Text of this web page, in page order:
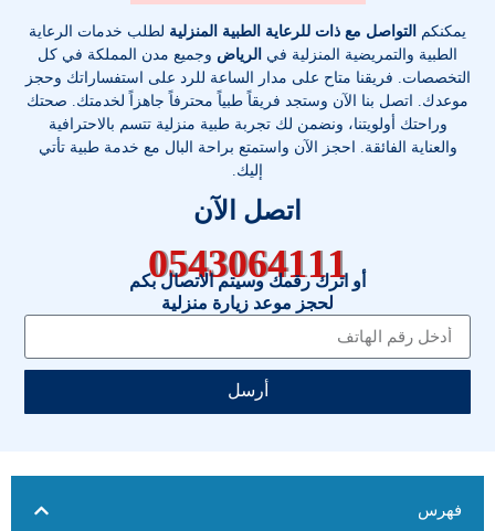
يمكنكم التواصل مع ذات للرعاية الطبية المنزلية لطلب خدمات الرعاية
الطبية والتمريضية المنزلية في الرياض وجميع مدن المملكة في كل
التخصصات . فريقنا متاح على مدار الساعة للرد على استفساراتك وحجز
موعدك. اتصل بنا الآن وستجد فريقاً طبياً محترفاً جاهزاً لخدمتك. صحتك
وراحتك أولويتنا، ونضمن لك تجربة طبية منزلية تتسم بالاحترافية
والعناية الفائقة. احجز الآن واستمتع براحة البال مع خدمة طبية تأتي
إليك.
اتصل الآن
0543064111
أو اترك رقمك وسيتم الاتصال بكم
لحجز موعد زيارة منزلية
أرسل
فهرس